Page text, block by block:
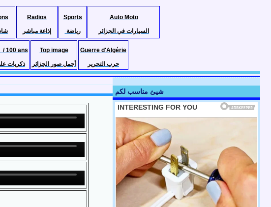
Radios
إذاعة مباشر
Sports
رياضة
Auto Moto
السيارات في الجزائر
/ 100 ans
ذكريات
Top image
أجمل صور الجزائر
Guerre d'Algérie
حرب التحرير
شيئ مناسب لكم